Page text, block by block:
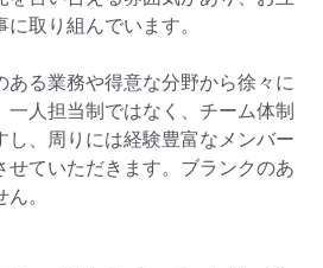
取り組んでいます。
ある業務や得意な分野から徐々に
一人担当制ではなく、チーム体制
し、周りには経験豊富なメンバー
せていただきます。ブランクのあ
。